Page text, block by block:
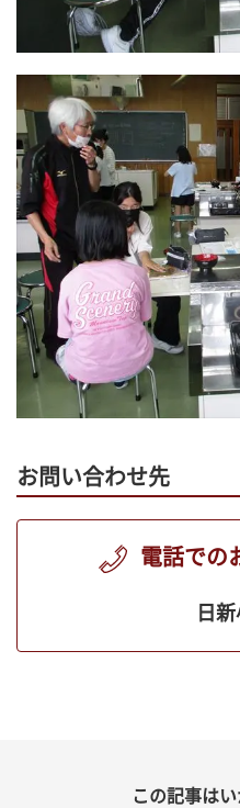
お問い合わせ先
電話での
日
この記事は